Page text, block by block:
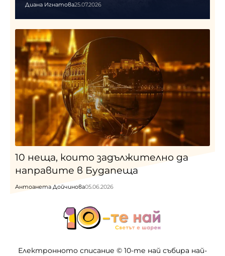
Диана Игнатова25.07.2026
10 неща, които задължително да
направите в Будапеща
Антоанета Дойчинова05.06.2026
Електронното списание © 10-те най събира най-